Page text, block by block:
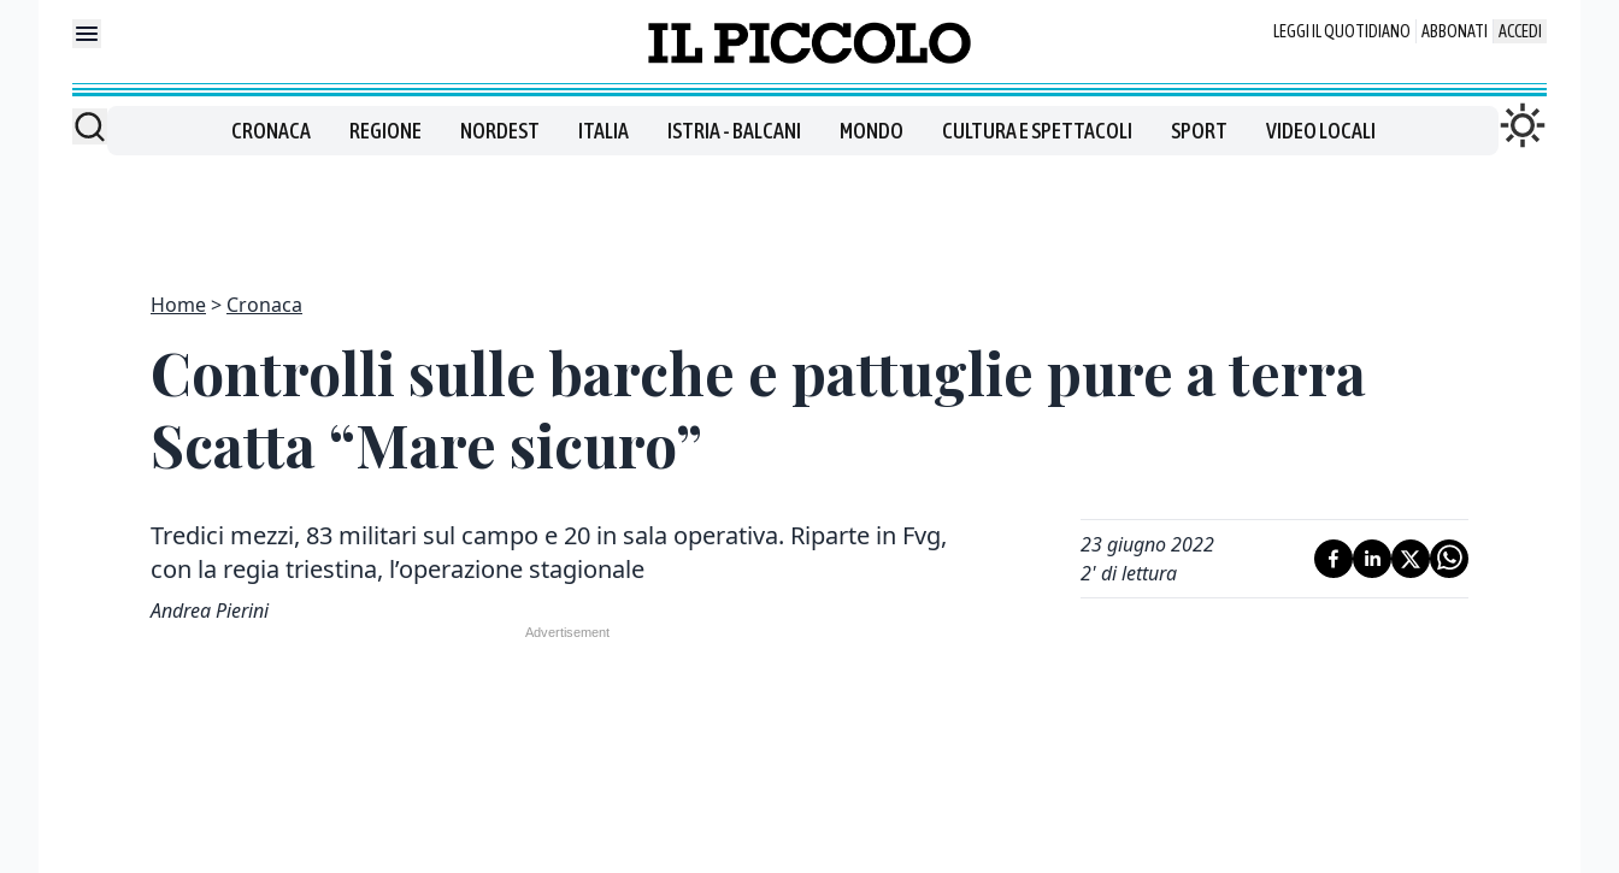
LEGGI IL QUOTIDIANO ABBONATI ACCEDI
CRONACA REGIONE NORDEST ITALIA ISTRIA - BALCANI MONDO CULTURA E SPETTACOLI SPORT VIDEO LOCALI
Home Cronaca
Controlli sulle barche e pattuglie pure a terra
Scatta “Mare sicuro”
Tredici mezzi, 83 militari sul campo e 20 in sala operativa. Riparte in Fvg,
con la regia triestina, l’operazione stagionale
Andrea Pierini
23 giugno 2022
2' di lettura